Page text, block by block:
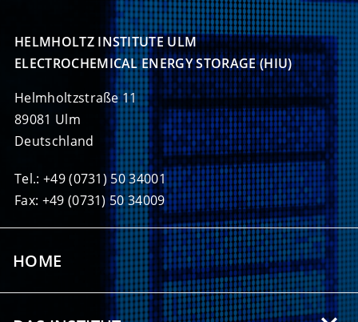
HELMHOLTZ INSTITUTE ULM
ELECTROCHEMICAL ENERGY STORAGE (HIU)
Helmholtzstraße 11
89081 Ulm
Deutschland
Tel.: +49 (0731) 50 34001
Fax: +49 (0731) 50 34009
HOME